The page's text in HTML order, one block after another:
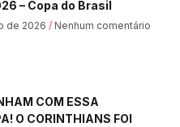
– Copa do Brasil
de 2026 Nenhum comentário
COM ESSA
O CORINTHIANS FOI